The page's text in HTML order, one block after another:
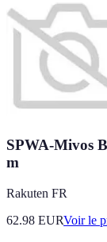
SPWA-Mivos
m
Rakuten FR
62.98 EURVoir le